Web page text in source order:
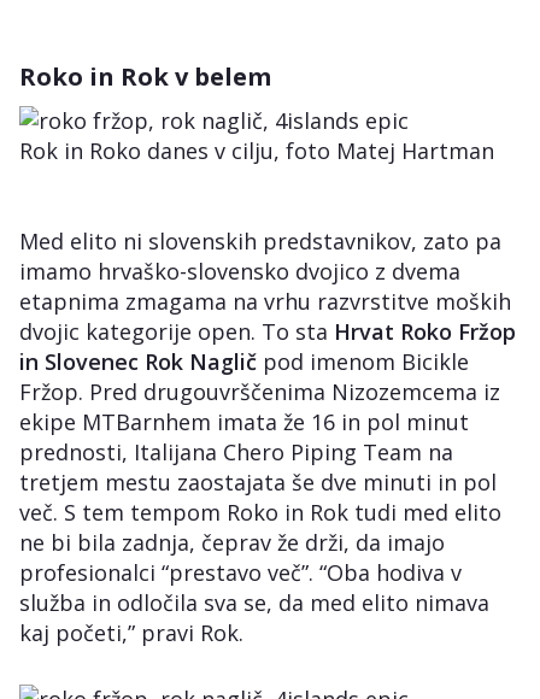
Roko in Rok v belem
Rok in Roko danes v cilju, foto Matej Hartman
Med elito ni slovenskih predstavnikov, zato pa
imamo hrvaško-slovensko dvojico z dvema
etapnima zmagama na vrhu razvrstitve moških
dvojic kategorije open. To sta Hrvat Roko Fržop
in Slovenec Rok Naglič pod imenom Bicikle
Fržop. Pred drugouvrščenima Nizozemcema iz
ekipe MTBarnhem imata že 16 in pol minut
prednosti, Italijana Chero Piping Team na
tretjem mestu zaostajata še dve minuti in pol
več. S tem tempom Roko in Rok tudi med elito
ne bi bila zadnja, čeprav že drži, da imajo
profesionalci “prestavo več”. “Oba hodiva v
služba in odločila sva se, da med elito nimava
kaj početi,” pravi Rok.